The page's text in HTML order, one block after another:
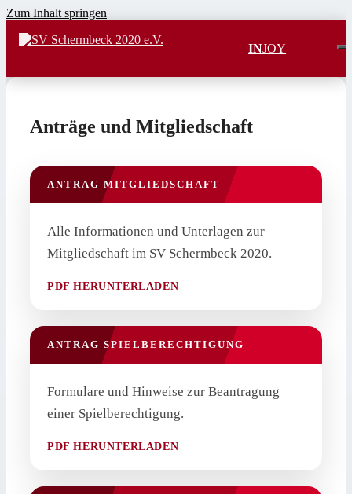
Zum Inhalt springen
INJOY
Anträge und Mitgliedschaft
ANTRAG MITGLIEDSCHAFT
Alle Informationen und Unterlagen zur
Mitgliedschaft im SV Schermbeck 2020.
PDF HERUNTERLADEN
ANTRAG SPIELBERECHTIGUNG
Formulare und Hinweise zur Beantragung
einer Spielberechtigung.
PDF HERUNTERLADEN